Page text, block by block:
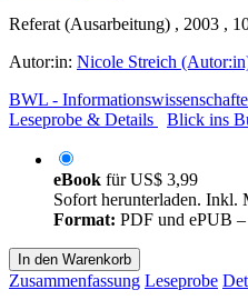
Referat (Ausarbeitung) , 2003 ,
Autor:in: Nicole Streich
BWL -
Leseprobe & Details
Blick ins
eBook fürUS$ 3,99
Sofort herunterladen. Inkl.
Format: PDF und ePUB
In den Warenkorb
Zusammenfassung Leseprobe